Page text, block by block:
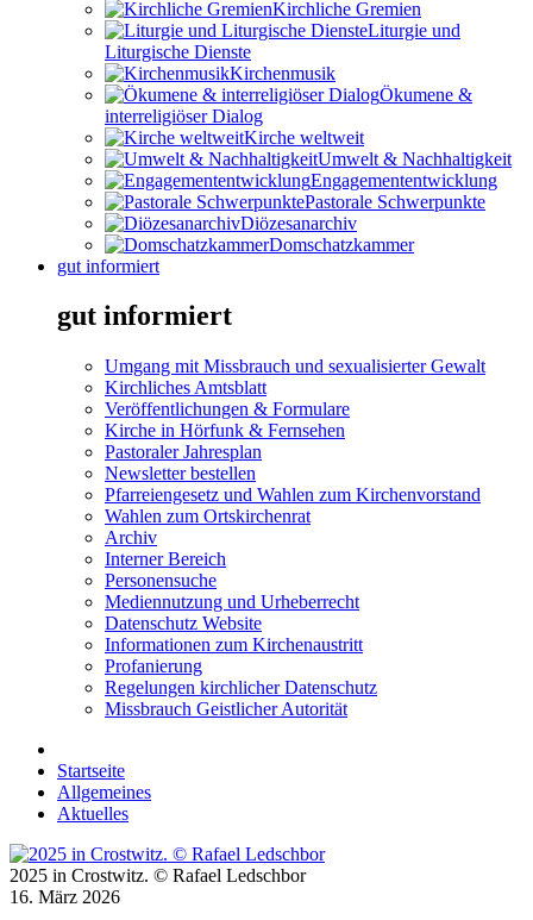
Kirchliche Gremien
Liturgie und
Liturgische Dienste
Kirchenmusik
Ökumene &
interreligiöser Dialog
Kirche weltweit
Umwelt & Nachhaltigkeit
Engagemententwicklung
Pastorale Schwerpunkte
Diözesanarchiv
Domschatzkammer
gut informiert
gut informiert
Umgang mit Missbrauch und sexualisierter Gewalt
Kirchliches Amtsblatt
Veröffentlichungen & Formulare
Kirche in Hörfunk & Fernsehen
Pastoraler Jahresplan
Newsletter bestellen
Pfarreiengesetz und Wahlen zum Kirchenvorstand
Wahlen zum Ortskirchenrat
Archiv
Interner Bereich
Personensuche
Mediennutzung und Urheberrecht
Datenschutz Website
Informationen zum Kirchenaustritt
Profanierung
Regelungen kirchlicher Datenschutz
Missbrauch Geistlicher Autorität
Startseite
Allgemeines
Aktuelles
2025 in Crostwitz. © Rafael Ledschbor
16. März 2026